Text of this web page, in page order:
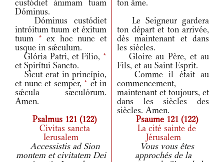
custódiet ánimam tuam
Dóminus.
ton âme.
Dóminus custódiet
intróitum tuum et éxitum
tuum * ex hoc nunc et
usque in sǽculum.
Le Seigneur gardera
ton départ et ton arrivée,
dès maintenant et dans
les siècles.
Glória Patri, et Fílio, *
et Spirítui Sancto.
Gloire au Père, et au
Fils, et au Saint Esprit.
Sicut erat in princípio,
et nunc et semper, * et in
sǽcula sæculórum.
Amen.
Comme il était au
commencement,
maintenant et toujours, et
dans les siècles des
siècles. Amen.
Psalmus 121 (122)
Psaume 121 (122)
Civitas sancta
Ierusalem
La cité sainte de
Jérusalem
Accessistis ad Sion
montem et civitatem Dei
Vous vous êtes
approchés de la